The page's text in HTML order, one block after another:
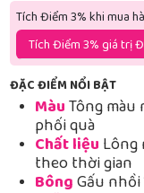
Tích Điểm 3% khi mua
Tích Điểm 3% giá trị
ĐẶC ĐIỂM NỔI BẬT
MàuTông màu
phối quà
Chất liệu Lông
theo thời gian
BôngGấu